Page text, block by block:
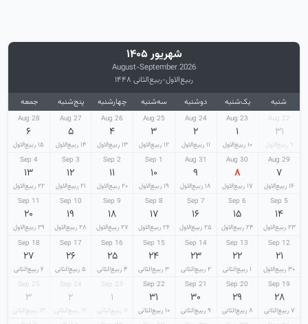
شهریور ۱۴۰۵
August-September 2026
ربیع‌الاول-ربیع‌الثانی ۱۴۴۸
شنبه یک‌شنبه دوشنبه سه‌شنبه چهارشنبه پنج‌شنبه جمعه
22 Aug
۳۱
۹ ربیع‌الاول
23 Aug
۱
۱۰ ربیع‌الاول
24 Aug
۲
۱۱ ربیع‌الاول
25 Aug
۳
۱۲ ربیع‌الاول
26 Aug
۴
۱۳ ربیع‌الاول
27 Aug
۵
۱۴ ربیع‌الاول
28 Aug
۶
۱۵ ربیع‌الاول
29 Aug
۷
۱۶ ربیع‌الاول
30 Aug
۸
۱۷ ربیع‌الاول
31 Aug
۹
۱۸ ربیع‌الاول
1 Sep
۱۰
۱۹ ربیع‌الاول
2 Sep
۱۱
۲۰ ربیع‌الاول
3 Sep
۱۲
۲۱ ربیع‌الاول
4 Sep
۱۳
۲۲ ربیع‌الاول
5 Sep
۱۴
۲۳ ربیع‌الاول
6 Sep
۱۵
۲۴ ربیع‌الاول
7 Sep
۱۶
۲۵ ربیع‌الاول
8 Sep
۱۷
۲۶ ربیع‌الاول
9 Sep
۱۸
۲۷ ربیع‌الاول
10 Sep
۱۹
۲۸ ربیع‌الاول
11 Sep
۲۰
۲۹ ربیع‌الاول
12 Sep
۲۱
۳۰ ربیع‌الاول
13 Sep
۲۲
۱ ربیع‌الثانی
14 Sep
۲۳
۲ ربیع‌الثانی
15 Sep
۲۴
۳ ربیع‌الثانی
16 Sep
۲۵
۴ ربیع‌الثانی
17 Sep
۲۶
۵ ربیع‌الثانی
18 Sep
۲۷
۶ ربیع‌الثانی
19 Sep
۲۸
۷ ربیع‌الثانی
20 Sep
۲۹
۸ ربیع‌الثانی
21 Sep
۳۰
۹ ربیع‌الثانی
22 Sep
۳۱
۱۰ ربیع‌الثانی
23 Sep
۱
24 Sep
۲
۱۲ ربیع‌الثانی
25 Sep
۳
۱۳ ربیع‌الثانی